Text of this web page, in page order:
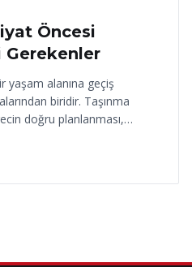
Öncesi
yaşam alanına geçiş
biridir. Taşınma
doğru planlanması,…